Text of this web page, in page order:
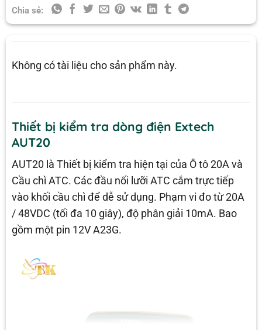
Chia sẻ:
Không có tài liệu cho sản phẩm này.
Thiết bị kiểm tra dòng điện Extech
AUT20
AUT20 là Thiết bị kiểm tra hiện tại của Ô tô 20A và
Cầu chì ATC. Các đầu nối lưỡi ATC cắm trực tiếp
vào khối cầu chì để dễ sử dụng. Phạm vi đo từ 20A
/ 48VDC (tối đa 10 giây), độ phân giải 10mA. Bao
gồm một pin 12V A23G.